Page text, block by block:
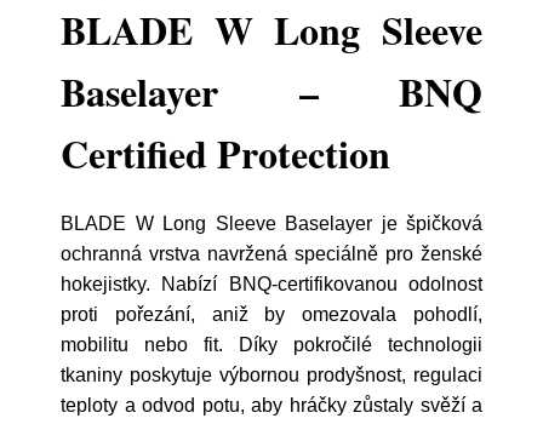
BLADE W Long Sleeve
Baselayer – BNQ
Certified Protection
BLADE W Long Sleeve Baselayer je špičková
ochranná vrstva navržená speciálně pro ženské
hokejistky. Nabízí BNQ-certifikovanou odolnost
proti pořezání, aniž by omezovala pohodlí,
mobilitu nebo fit. Díky pokročilé technologii
tkaniny poskytuje výbornou prodyšnost, regulaci
teploty a odvod potu, aby hráčky zůstaly svěží a